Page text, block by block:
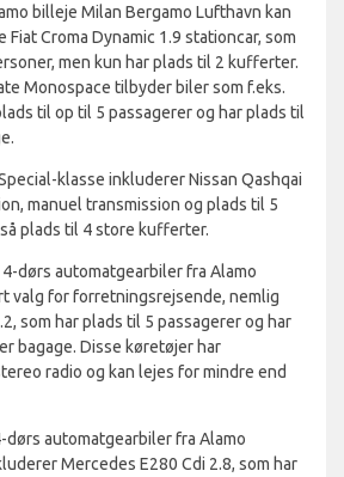
billeje Milan Bergamo Lufthavn kan
Croma Dynamic 1.9 stationcar, som
men kun har plads til 2 kufferter.
Monospace tilbyder biler som f.eks.
til op til 5 passagerer og har plads til
klasse inkluderer Nissan Qashqai
manuel transmission og plads til 5
plads til 4 store kufferter.
dørs automatgearbiler fra Alamo
valg for forretningsrejsende, nemlig
som har plads til 5 passagerer og har
bagage. Disse køretøjer har
radio og kan lejes for mindre end
dørs automatgearbiler fra Alamo
Mercedes E280 Cdi 2.8, som har